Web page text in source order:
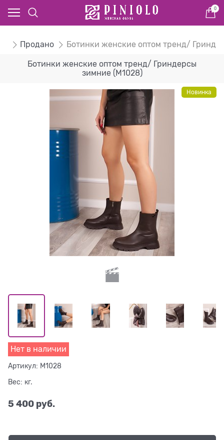
0
Продано Ботинки женские оптом тренд/
Ботинки женские оптом тренд/ Гриндерсы
зимние (M1028)
Новинка
Нет в наличии
Артикул: M1028
Вес: кг.
5 400 руб.